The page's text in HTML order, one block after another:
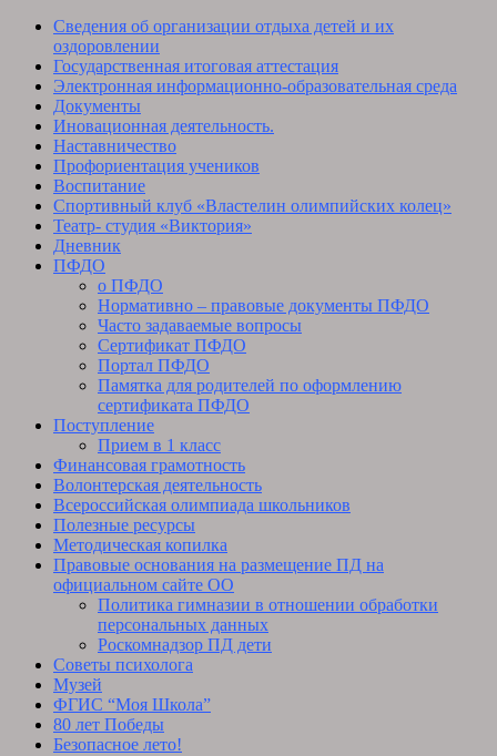
Сведения об организации отдыха детей и их
оздоровлении
Государственная итоговая аттестация
Электронная информационно-образовательная среда
Документы
Иновационная деятельность.
Наставничество
Профориентация учеников
Воспитание
Спортивный клуб «Властелин олимпийских колец»
Театр- студия «Виктория»
Дневник
ПФДО
о ПФДО
Нормативно – правовые документы ПФДО
Часто задаваемые вопросы
Сертификат ПФДО
Портал ПФДО
Памятка для родителей по оформлению
сертификата ПФДО
Поступление
Прием в 1 класс
Финансовая грамотность
Волонтерская деятельность
Всероссийская олимпиада школьников
Полезные ресурсы
Методическая копилка
Правовые основания на размещение ПД на
официальном сайте ОО
Политика гимназии в отношении обработки
персональных данных
Роскомнадзор ПД дети
Советы психолога
Музей
ФГИС “Моя Школа”
80 лет Победы
Безопасное лето!